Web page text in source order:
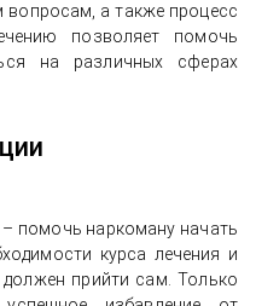
вопросам, а также процесс
позволяет помочь
на различных сферах
помочь наркоману начать
курса лечения и
прийти сам. Только